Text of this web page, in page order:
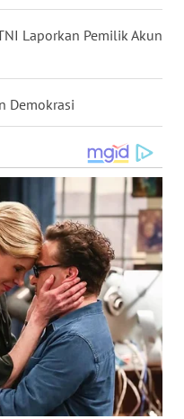
Laporkan Pemilik Akun
Demokrasi